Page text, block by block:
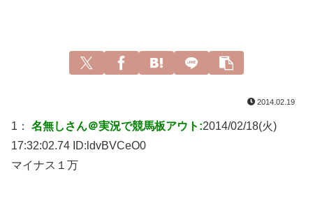
2014.02.19
1： 名無しさん＠実況で競馬板アウト:2014/02/18(火)
17:32:02.74 ID: ldvBVCeO0
マイナス１万